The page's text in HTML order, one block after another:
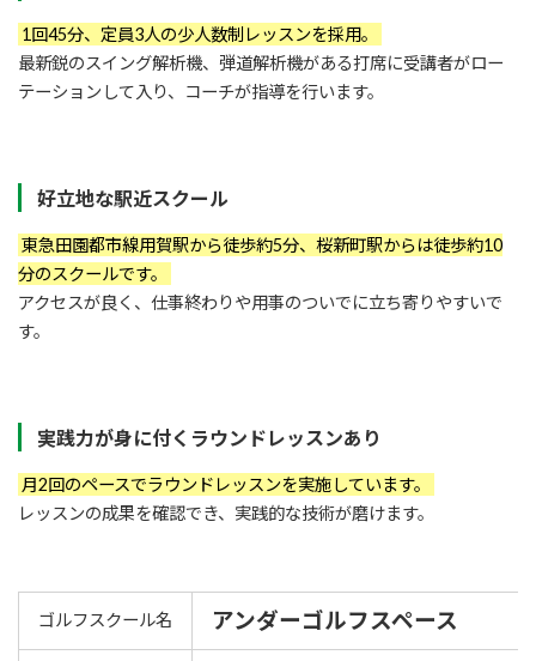
1回45分、定員3人の少人数制レッスンを採用。
最新鋭のスイング解析機、弾道解析機がある打席に受講者がロー
テーションして入り、コーチが指導を行います。
好立地な駅近スクール
東急田園都市線用賀駅から徒歩約5分、桜新町駅からは徒歩約10
分のスクールです。
アクセスが良く、仕事終わりや用事のついでに立ち寄りやすいで
す。
実践力が身に付くラウンドレッスンあり
月2回のペースでラウンドレッスンを実施しています。
レッスンの成果を確認でき、実践的な技術が磨けます。
ゴルフスクール名 アンダーゴルフスペース